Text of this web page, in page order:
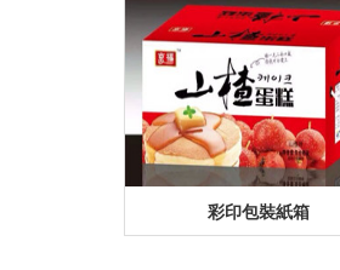
彩印包裝紙箱